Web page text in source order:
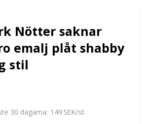
Nötter saknar
emalj plåt shabby
stil
30 dagarna 149 SEK/st